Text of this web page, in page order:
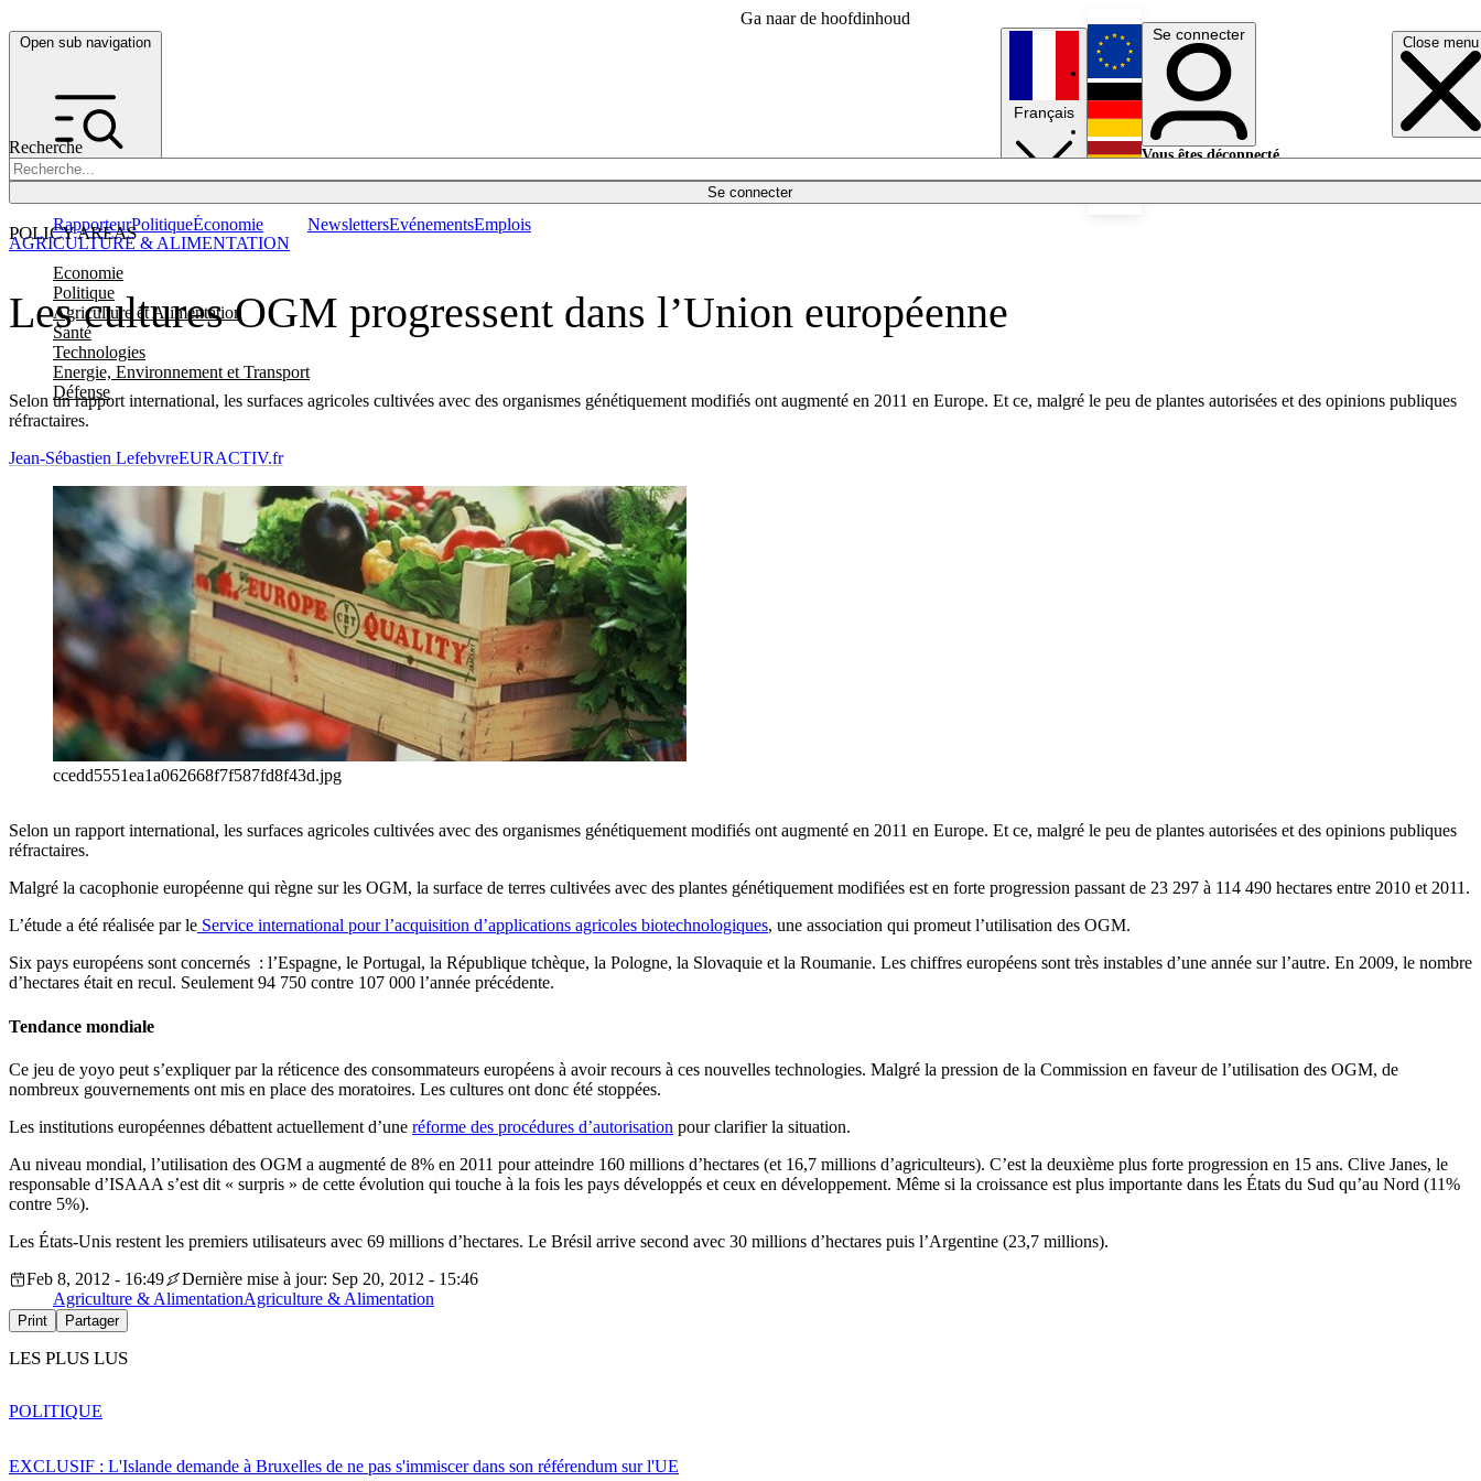
Ga naar de hoofdinhoud
Open sub navigation Close menu
Recherche
Se connecter
POLICY AREAS
Economie
Politique
Agriculture et Alimentation
Santé
Technologies
Energie, Environnement et Transport
Défense
RapporteurPolitiqueÉconomie NewslettersEvénementsEmplois
Français
English
Deutsch
Se connecter
Vous êtes déconnecté.
Les cultures OGM progressent dans l’Union européenne
Selon un rapport international, les surfaces agricoles cultivées avec des organismes génétiquement modifiés ont augmenté en 2011 en Europe. Et ce, malgré le peu de plantes autorisées et des opinions publiques
réfractaires.
AGRICULTURE & ALIMENTATION
Jean-Sébastien LefebvreEURACTIV.fr
ccedd5551ea1a062668f7f587fd8f43d.jpg
Selon un rapport international, les surfaces agricoles cultivées avec des organismes génétiquement modifiés ont augmenté en 2011 en Europe. Et ce, malgré le peu de plantes autorisées et des opinions publiques
réfractaires.
Malgré la cacophonie européenne qui règne sur les OGM, la surface de terres cultivées avec des plantes génétiquement modifiées est en forte progression passant de 23 297 à 114 490 hectares entre 2010 et 2011.
L’étude a été réalisée par le Service international pour l’acquisition d’applications agricoles biotechnologiques, une association qui promeut l’utilisation des OGM.
Six pays européens sont concernés : l’Espagne, le Portugal, la République tchèque, la Pologne, la Slovaquie et la Roumanie. Les chiffres européens sont très instables d’une année sur l’autre. En 2009, le nombre
d’hectares était en recul. Seulement 94 750 contre 107 000 l’année précédente.
Tendance mondiale
Ce jeu de yoyo peut s’expliquer par la réticence des consommateurs européens à avoir recours à ces nouvelles technologies. Malgré la pression de la Commission en faveur de l’utilisation des OGM, de
nombreux gouvernements ont mis en place des moratoires. Les cultures ont donc été stoppées.
Les institutions européennes débattent actuellement d’une réforme des procédures d’autorisation pour clarifier la situation.
Au niveau mondial, l’utilisation des OGM a augmenté de 8% en 2011 pour atteindre 160 millions d’hectares (et 16,7 millions d’agriculteurs). C’est la deuxième plus forte progression en 15 ans. Clive Janes, le
responsable d’ISAAA s’est dit « surpris » de cette évolution qui touche à la fois les pays développés et ceux en développement. Même si la croissance est plus importante dans les États du Sud qu’au Nord (11%
contre 5%).
Les États-Unis restent les premiers utilisateurs avec 69 millions d’hectares. Le Brésil arrive second avec 30 millions d’hectares puis l’Argentine (23,7 millions).
Feb 8, 2012 - 16:49
Dernière mise à jour: Sep 20, 2012 - 15:46
Agriculture & AlimentationAgriculture & Alimentation
Print Partager
LES PLUS LUS
EXCLUSIF : L'Islande demande à Bruxelles de ne pas s'immiscer dans son référendum sur l'UE
POLITIQUE